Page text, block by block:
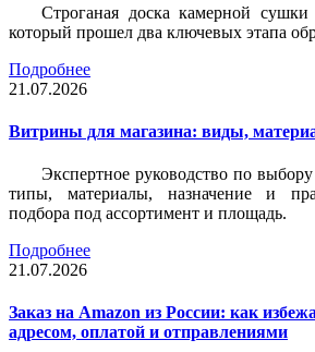
Строганая доска камерной
который прошел два ключевых этапа
Подробнее
21.07.2026
Витрины для магазина: виды,
Экспертное руководство по
типы, материалы, назначение и
подбора под ассортимент и площадь.
Подробнее
21.07.2026
Заказ на Amazon из России: как
адресом, оплатой и отправлениями